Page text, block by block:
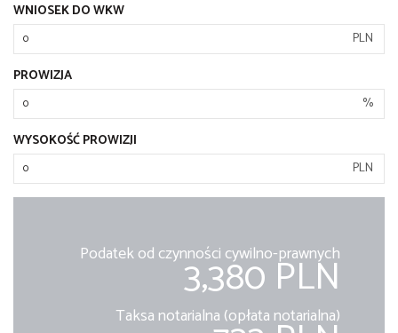
WNIOSEK DO WKW
PLN
PROWIZJA
%
WYSOKOŚĆ PROWIZJI
PLN
Podatek od czynności cywilno-prawnych
3,380 PLN
Taksa notarialna (opłata notarialna)